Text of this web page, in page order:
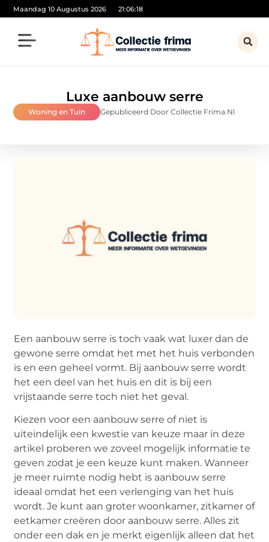
Maandag 10 Augustus 2026 21:06:19
Luxe aanbouw serre
Woning en Tuin Gepubliceerd Door Collectie Frima.nl
Een aanbouw serre is toch vaak wat luxer dan de
gewone serre omdat het met het huis verbonden
is en een geheel vormt. Bij aanbouw serre wordt
het een deel van het huis en dit is bij een
vrijstaande serre toch niet het geval.
Kiezen voor een aanbouw serre of niet is
uiteindelijk een kwestie van keuze maar in deze
artikel proberen we zoveel mogelijk informatie te
geven zodat je een keuze kunt maken. Wanneer
je meer ruimte nodig hebt is aanbouw serre
ideaal omdat het een verlenging van het huis
wordt. Je kunt aan groter woonkamer, zitkamer of
eetkamer creëren door aanbouw serre. Alles zit
onder een dak en je merkt eigenlijk alleen dat het